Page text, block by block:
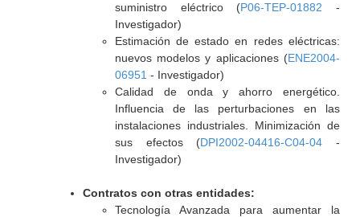
suministro eléctrico (P06-TEP-01882 -
Investigador)
Estimación de estado en redes eléctricas:
nuevos modelos y aplicaciones (ENE2004-
06951 - Investigador)
Calidad de onda y ahorro energético.
Influencia de las perturbaciones en las
instalaciones industriales. Minimización de
sus efectos (DPI2002-04416-C04-04 -
Investigador)
Contratos con otras entidades:
Tecnología Avanzada para aumentar la